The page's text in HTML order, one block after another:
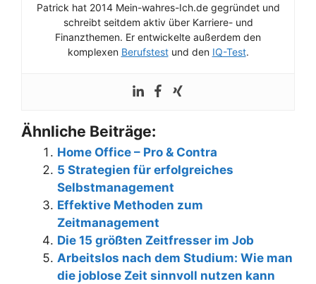
Patrick hat 2014 Mein-wahres-Ich.de gegründet und
schreibt seitdem aktiv über Karriere- und
Finanzthemen. Er entwickelte außerdem den
komplexen Berufstestund den IQ-Test.
Ähnliche Beiträge:
Home Office – Pro & Contra
5 Strategien für erfolgreiches
Selbstmanagement
Effektive Methoden zum
Zeitmanagement
Die 15 größten Zeitfresser im Job
Arbeitslos nach dem Studium: Wie man
die joblose Zeit sinnvoll nutzen kann